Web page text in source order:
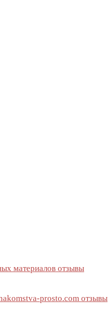
материалов отзывы
prosto.com отзывы